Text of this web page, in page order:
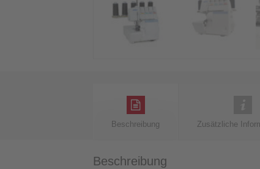
Beschreibung Zusätzliche
Beschreibung